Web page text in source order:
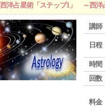
西洋占星術「ステップ1」 ～西洋
講師
日程
時間
回数
料金